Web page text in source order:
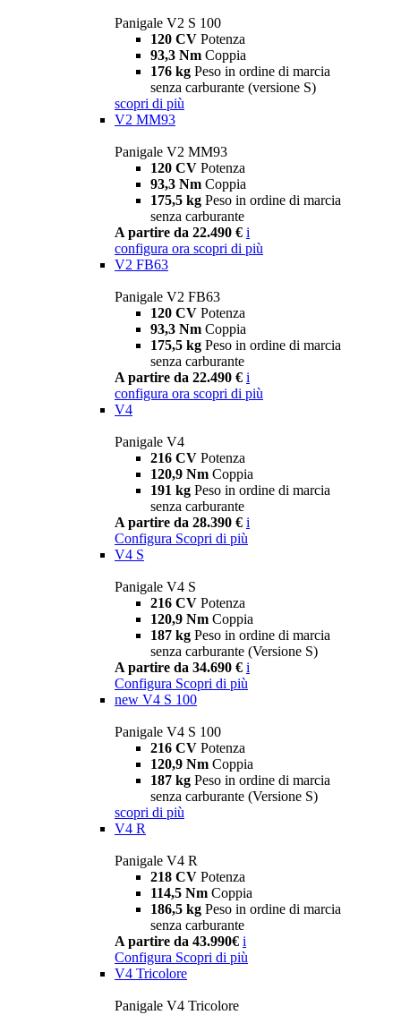
Panigale V2 S 100
120 CV Potenza
93,3 Nm Coppia
176 kg Peso in ordine di marcia
senza carburante (versione S)
scopri di più
V2 MM93
Panigale V2 MM93
120 CV Potenza
93,3 Nm Coppia
175,5 kg Peso in ordine di marcia
senza carburante
A partire da 22.490 € i
configura ora scopri di più
V2 FB63
Panigale V2 FB63
120 CV Potenza
93,3 Nm Coppia
175,5 kg Peso in ordine di marcia
senza carburante
A partire da 22.490 € i
configura ora scopri di più
V4
Panigale V4
216 CV Potenza
120,9 Nm Coppia
191 kg Peso in ordine di marcia
senza carburante
A partire da 28.390 € i
Configura Scopri di più
V4 S
Panigale V4 S
216 CV Potenza
120,9 Nm Coppia
187 kg Peso in ordine di marcia
senza carburante (Versione S)
A partire da 34.690 € i
Configura Scopri di più
new V4 S 100
Panigale V4 S 100
216 CV Potenza
120,9 Nm Coppia
187 kg Peso in ordine di marcia
senza carburante (Versione S)
scopri di più
V4 R
Panigale V4 R
218 CV Potenza
114,5 Nm Coppia
186,5 kg Peso in ordine di marcia
senza carburante
A partire da 43.990€ i
Configura Scopri di più
V4 Tricolore
Panigale V4 Tricolore